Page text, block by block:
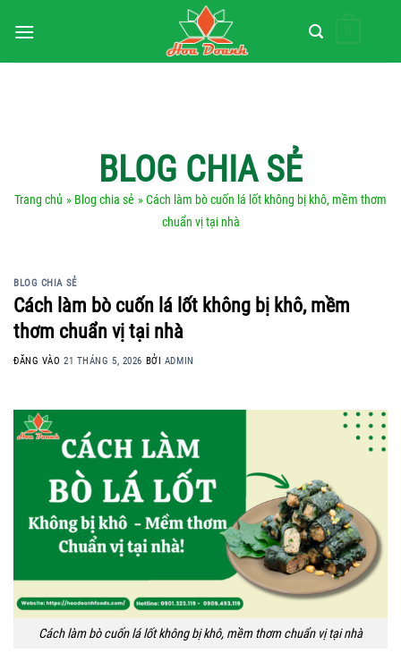
qua
BLOG CHIA SẺ
Trang chủ » Blog chia sẻ » Cách làm bò cuốn lá lốt không bị khô, mềm thơm
chuẩn vị tại nhà
BLOG CHIA SẺ
Cách làm bò cuốn lá lốt không bị khô, mềm
thơm chuẩn vị tại nhà
ĐĂNG VÀO21 THÁNG 5, 2026 BỞI ADMIN
Cách làm bò cuốn lá lốt không bị khô, mềm thơm chuẩn vị tại nhà